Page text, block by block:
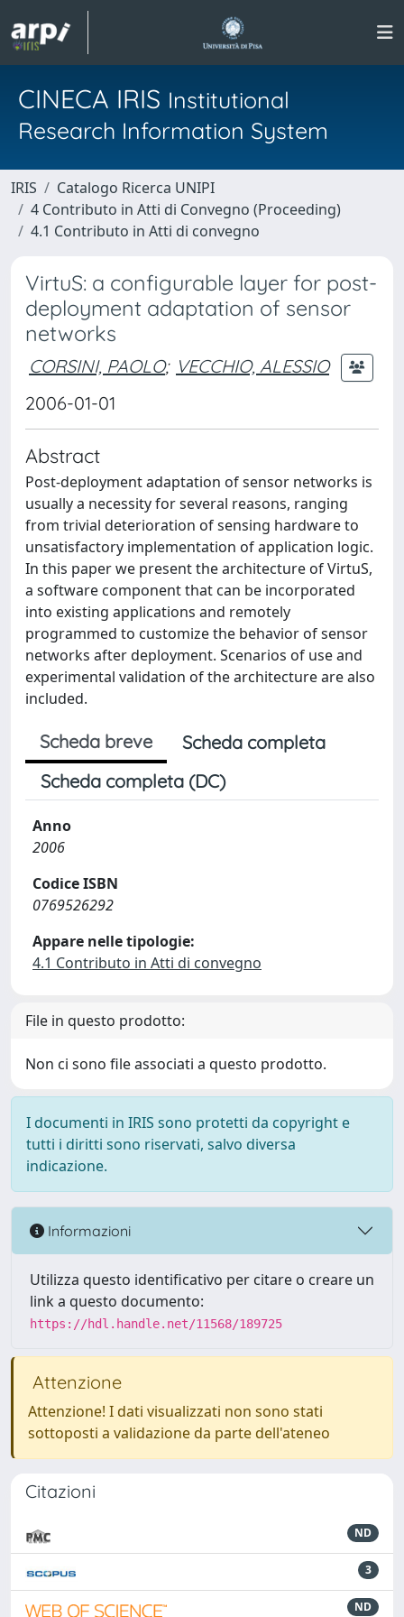
CINECA IRIS Institutional
Research Information System
IRIS
Catalogo Ricerca UNIPI
4 Contributo in Atti di Convegno (Proceeding)
4.1 Contributo in Atti di convegno
VirtuS: a configurable layer for post-
deployment adaptation of sensor
networks
CORSINI, PAOLO; VECCHIO, ALESSIO
2006-01-01
Abstract
Post-deployment adaptation of sensor networks is
usually a necessity for several reasons, ranging
from trivial deterioration of sensing hardware to
unsatisfactory implementation of application logic.
In this paper we present the architecture of VirtuS,
a software component that can be incorporated
into existing applications and remotely
programmed to customize the behavior of sensor
networks after deployment. Scenarios of use and
experimental validation of the architecture are also
included.
Scheda breve
Scheda completa
Scheda completa (DC)
Anno
2006
Codice ISBN
0769526292
Appare nelle tipologie:
4.1 Contributo in Atti di convegno
File in questo prodotto:
Non ci sono file associati a questo prodotto.
I documenti in IRIS sono protetti da copyright e
tutti i diritti sono riservati, salvo diversa
indicazione.
Informazioni
Utilizza questo identificativo per citare o creare un
link a questo documento:
https://hdl.handle.net/11568/189725
Attenzione
Attenzione! I dati visualizzati non sono stati
sottoposti a validazione da parte dell'ateneo
Citazioni
ND
3
ND